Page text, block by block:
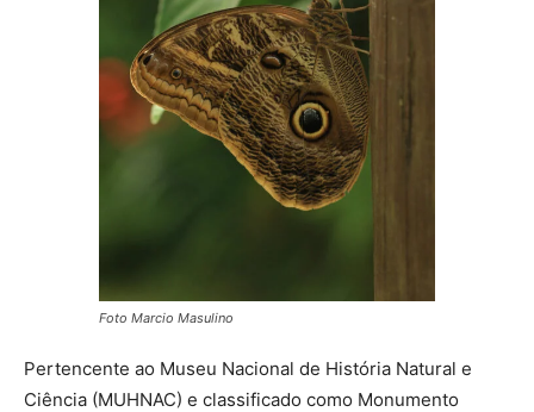
Foto Marcio Masulino
Pertencente ao Museu Nacional de História Natural e
Ciência (MUHNAC) e classificado como Monumento